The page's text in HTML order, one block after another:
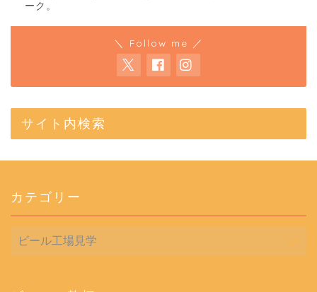
ーク。
＼ Follow me ／
サイト内検索
カテゴリー
テ